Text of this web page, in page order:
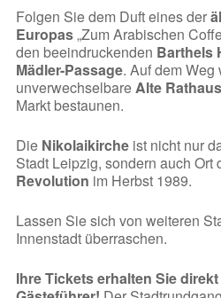
Folgen Sie dem Duft eines der
Europas„Zum Arabischen
den beeindruckenden Barthels
Mädler-Passage. Auf dem
unverwechselbareAlte Rathaus
Markt bestaunen.
Die Nikolaikircheist nicht nur
Stadt Leipzig, sondern auch Ort
Revolution im Herbst 1989.
Lassen Sie sich von weiteren
Innenstadt überraschen.
Ihre Tickets erhalten Sie